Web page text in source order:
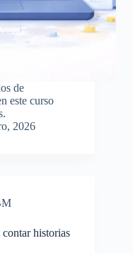
de
este curso
2026
historias